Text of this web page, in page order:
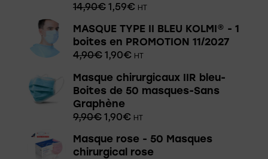
14,90€ 1,59€ HT
MASQUE TYPE II BLEU KOLMI® - 1
boites en PROMOTION 11/2027
4,90€ 1,90€ HT
Masque chirurgicaux IIR bleu-
Boites de 50 masques-Sans
Graphène
9,90€ 1,90€ HT
Masque rose - 50 Masques
chirurgical rose